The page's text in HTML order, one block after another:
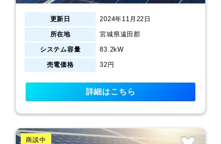
更新日 2024年11月22日
所在地 宮城県遠田郡
システム容量 83.2kW
売電価格 32円
詳細はこちら
商談中